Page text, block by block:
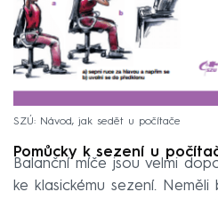
SZÚ: Návod, jak sedět u počítače
Pomůcky k sezení u
Balanční míče jsou velmi
ke klasickému sezení.